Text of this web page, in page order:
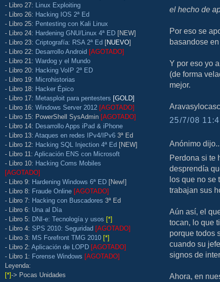
- Libro 27: Linux Exploiting
- Libro 26: Hacking IOS 2ª Ed
- Libro 25: Pentesting con Kali Linux
- Libro 24: Hardening GNU/Linux 4ª ED [NEW]
- Libro 23: Criptografía: RSA 2ª Ed [NUEVO]
- Libro 22: Desarrollo Android [AGOTADO]
- Libro 21: Wardog y el Mundo
- Libro 20: Hacking VoIP 2ª ED
- Libro 19: Microhistorias
- Libro 18: Hacker Épico
- Libro 17: Metasploit para pentesters [GOLD]
- Libro 16: Windows Server 2012 [AGOTADO]
- Libro 15: PowerShell SysAdmin [AGOTADO]
- Libro 14: Desarrollo Apps iPad & iPhone
- Libro 13: Ataques en redes IPv4/IPv6 3ª Ed
- Libro 12: Hacking SQL Injection 4ª Ed [NEW]
- Libro 11: Aplicación ENS con Microsoft
- Libro 10: Hacking Coms Mobiles
[AGOTADO]
- Libro 9: Hardening Windows 6ª ED [New!]
- Libro 8: Fraude Online [AGOTADO]
- Libro 7: Hacking con Buscadores 3ª Ed
- Libro 6: Una al Día
- Libro 5: DNI-e: Tecnología y usos [*]
- Libro 4: SPS 2010: Seguridad [AGOTADO]
- Libro 3: MS Forefront TMG 2010 [*]
- Libro 2: Aplicación de LOPD [AGOTADO]
- Libro 1: Forense Windows [AGOTADO]
Leyenda:
[*]-> Pocas Unidades
el hecho de
Por eso se
basandose
Y por eso yo
(de forma
mejor.
25/7/08
Anónimo
Perdona si te
desprendía
los que no se
trabajan sus
Aún así, el
tocan, lo que
porque todos
cuando su
signos de
Ahora, en